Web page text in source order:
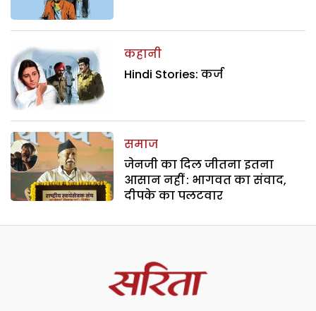
कहानी
Hindi Stories: कर्ज
समाज
जेनजी का दिल जीतना इतना
आसान नहीं : भागवत का संवाद,
दीपके का पलटवार